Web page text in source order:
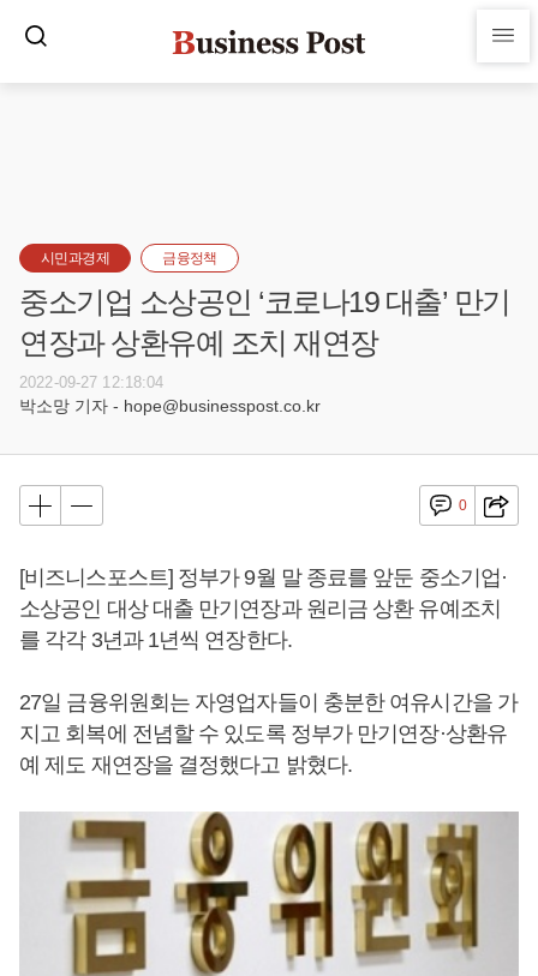
시민과경제 금융정책
중소기업 소상공인 ‘코로나19 대출’ 만기
연장과 상환유예 조치 재연장
2022-09-27 12:18:04
박소망 기자 - hope@businesspost.co.kr
0
[비즈니스포스트] 정부가 9월 말 종료를 앞둔 중소기업·
소상공인 대상 대출 만기연장과 원리금 상환 유예조치
를 각각 3년과 1년씩 연장한다.
27일 금융위원회는 자영업자들이 충분한 여유시간을 가
지고 회복에 전념할 수 있도록 정부가 만기연장·상환유
예 제도 재연장을 결정했다고 밝혔다.